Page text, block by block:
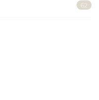
62